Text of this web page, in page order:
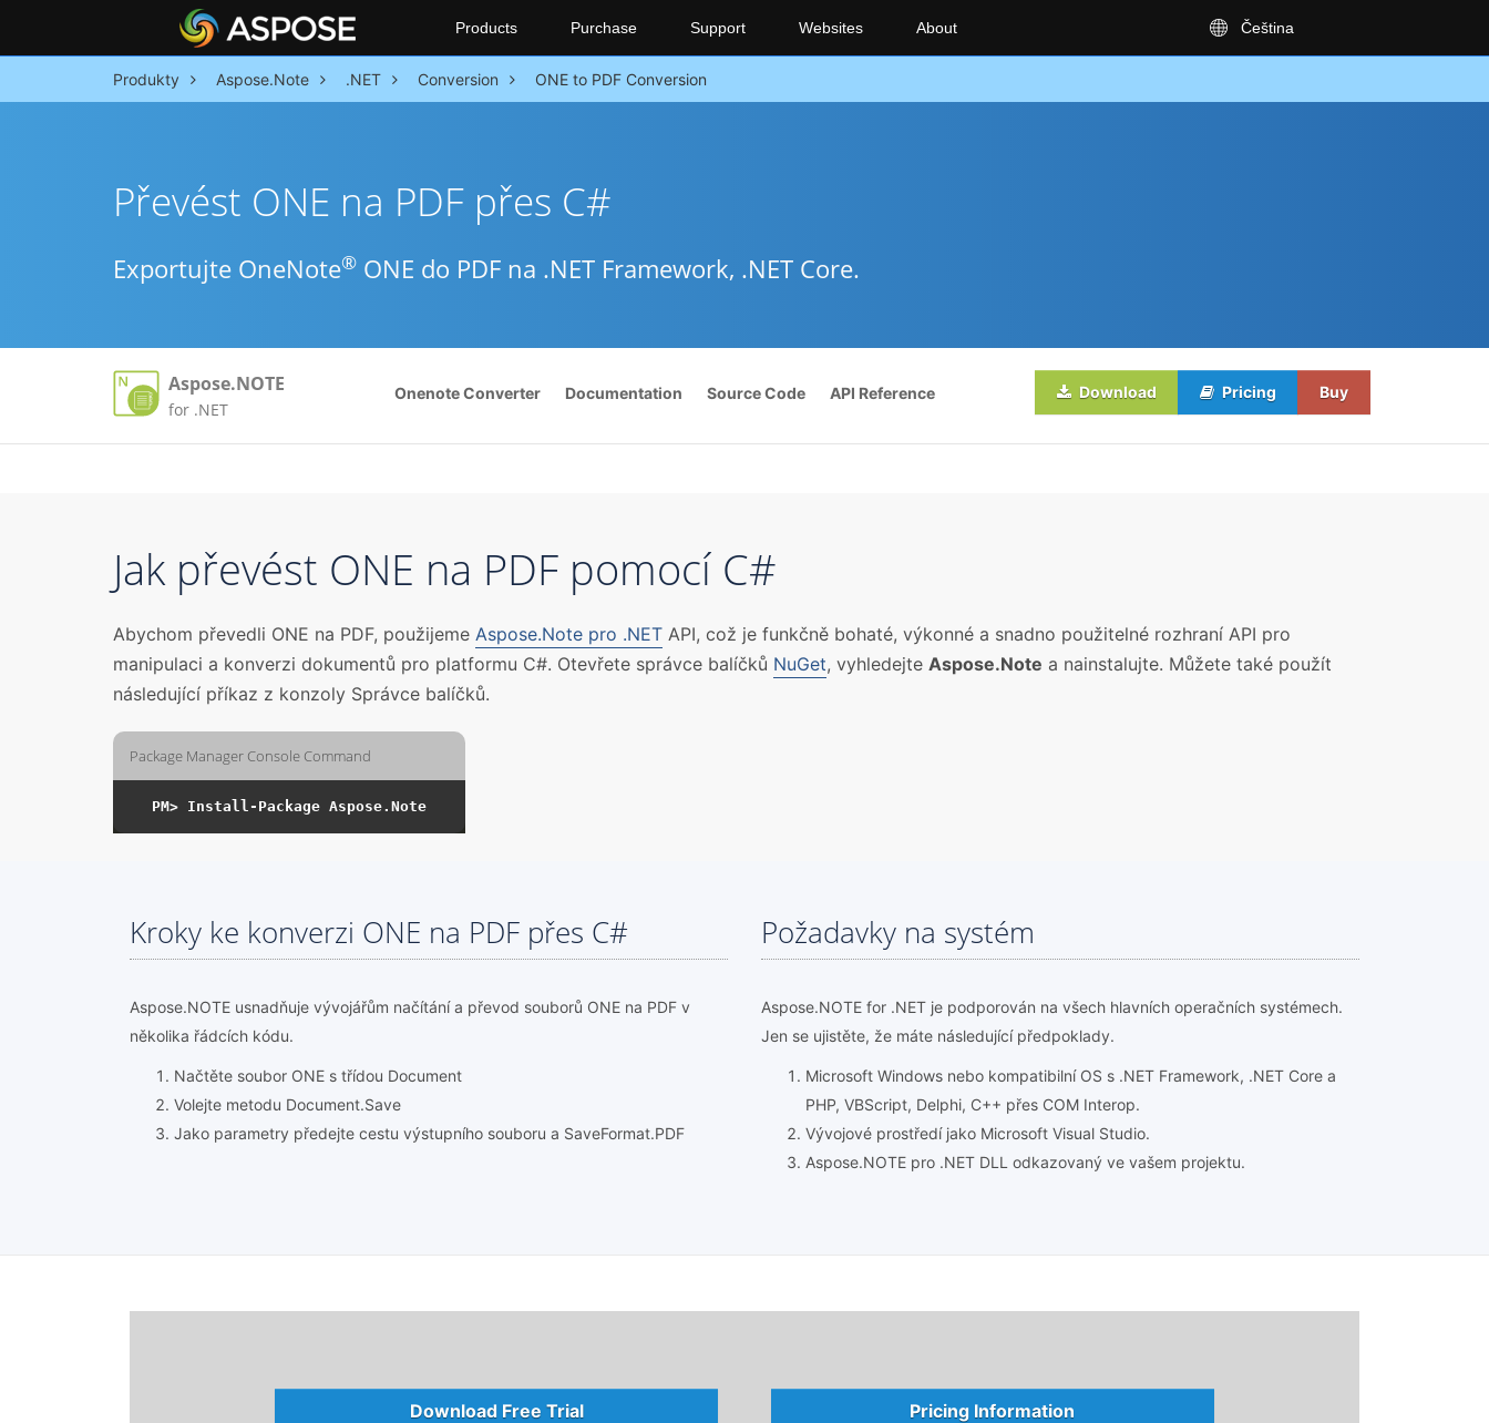
Products Purchase Support Websites About Čeština
Produkty Aspose.Note .NET Conversion ONE to PDF Conversion
Převést ONE na PDF přes C#
Exportujte OneNote® ONE do PDF na .NET Framework, .NET Core.
Aspose.NOTE
for .NET
Onenote Converter Documentation Source Code API Reference Download Pricing Buy
Jak převést ONE na PDF pomocí C#
Abychom převedli ONE na PDF, použijeme Aspose.Note pro .NET API, což je funkčně bohaté, výkonné a snadno použitelné rozhraní API pro
manipulaci a konverzi dokumentů pro platformu C#. Otevřete správce balíčků NuGet, vyhledejte Aspose.Note a nainstalujte. Můžete také použít
následující příkaz z konzoly Správce balíčků.
Package Manager Console Command
Kroky ke konverzi ONE na PDF přes C#
Aspose.NOTE usnadňuje vývojářům načítání a převod souborů ONE na PDF v
několika řádcích kódu.
Načtěte soubor ONE s třídou Document
Volejte metodu Document.Save
Jako parametry předejte cestu výstupního souboru a SaveFormat.PDF
Požadavky na systém
Aspose.NOTE for .NET je podporován na všech hlavních operačních systémech.
Jen se ujistěte, že máte následující předpoklady.
Microsoft Windows nebo kompatibilní OS s .NET Framework, .NET Core a
PHP, VBScript, Delphi, C++ přes COM Interop.
Vývojové prostředí jako Microsoft Visual Studio.
Aspose.NOTE pro .NET DLL odkazovaný ve vašem projektu.
Download Free Trial Pricing Information